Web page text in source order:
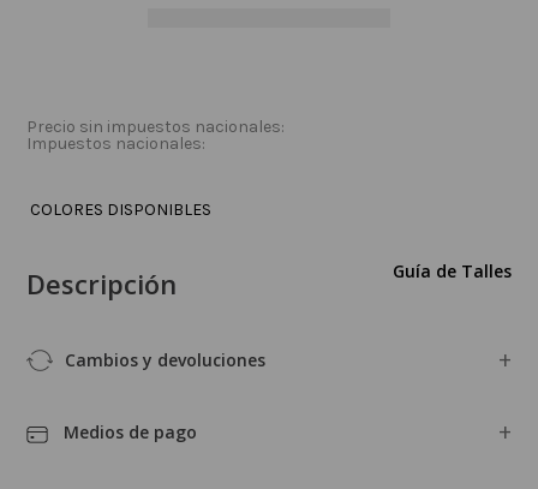
Precio sin impuestos nacionales:
Impuestos nacionales:
COLORES DISPONIBLES
Guía de Talles
Descripción
Cambios y devoluciones
Medios de pago